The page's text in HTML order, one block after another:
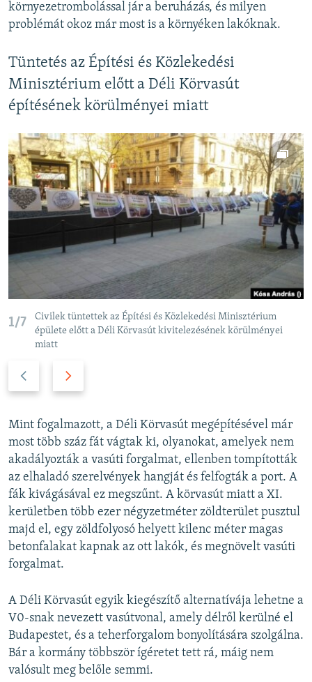
környezetrombolással jár a beruházás, és milyen
problémát okoz már most is a környéken lakóknak.
Tüntetés az Építési és Közlekedési
Minisztérium előtt a Déli Körvasút
építésének körülményei miatt
1/7
Civilek tüntettek az Építési és Közlekedési Minisztérium
épülete előtt a Déli Körvasút kivitelezésének körülményei
miatt
v
i
o
u
s
s
l
i
d
t
s
l
i
d
e
Mint fogalmazott, a Déli Körvasút megépítésével már
most több száz fát vágtak ki, olyanokat, amelyek nem
akadályozták a vasúti forgalmat, ellenben tompították
az elhaladó szerelvények hangját és felfogták a port. A
fák kivágásával ez megszűnt. A körvasút miatt a XI.
kerületben több ezer négyzetméter zöldterület pusztul
majd el, egy zöldfolyosó helyett kilenc méter magas
betonfalakat kapnak az ott lakók, és megnövelt vasúti
forgalmat.
A Déli Körvasút egyik kiegészítő alternatívája lehetne a
V0-snak nevezett vasútvonal, amely délről kerülné el
Budapestet, és a teherforgalom bonyolítására szolgálna.
Bár a kormány többször ígéretet tett rá, máig nem
valósult meg belőle semmi.